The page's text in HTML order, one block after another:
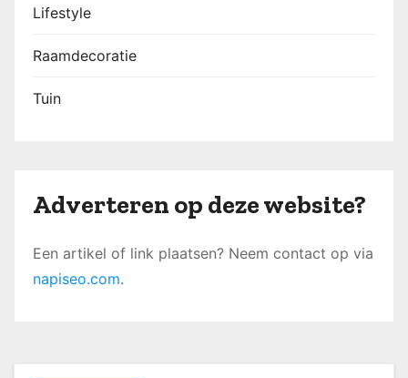
Lifestyle
Raamdecoratie
Tuin
Adverteren op deze website?
Een artikel of link plaatsen? Neem contact op via
napiseo.com.